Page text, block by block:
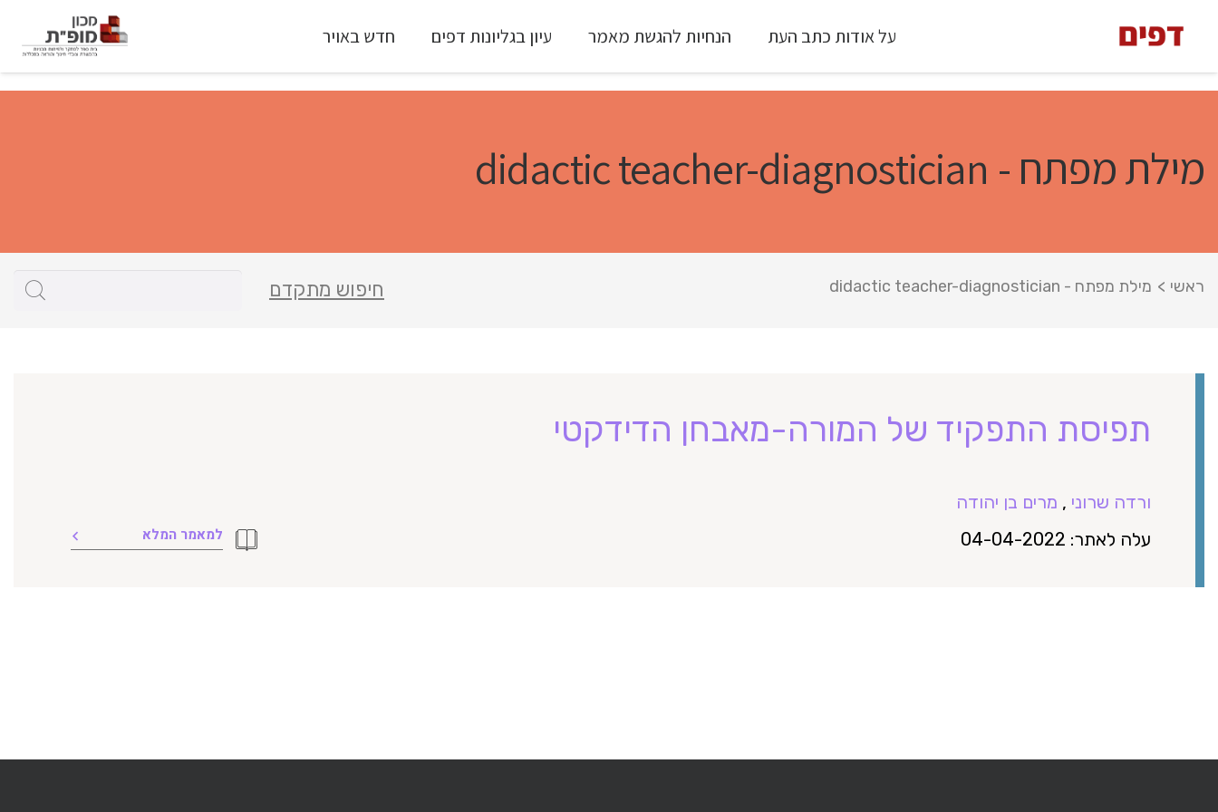
על אודות כתב העת הנחיות להגשת מאמר עיון בגליונות דפים חדש באויר
מילת מפתח - didactic teacher-diagnostician
ראשי > מילת מפתח - didactic teacher-diagnostician חיפוש מתקדם
תפיסת התפקיד של המורה-מאבחן הדידקטי
ורדה שרוני , מרים בן יהודה
עלה לאתר: 04-04-2022
למאמר המלא